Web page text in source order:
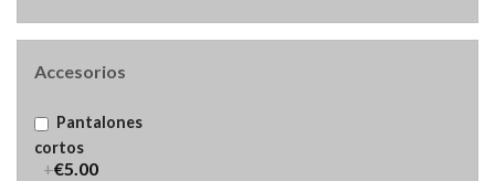
Accesorios
Pantalones
cortos
+€5.00